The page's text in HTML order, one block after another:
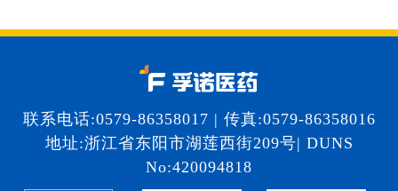
联系电话:0579-86358017 | 传真:0579-86358016
地址:浙江省东阳市湖莲西街209号| DUNS
No:420094818